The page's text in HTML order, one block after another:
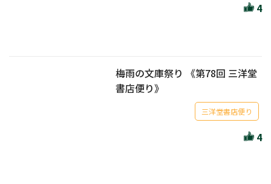
4
梅雨の文庫祭り 《第78回 三洋堂
書店便り》
三洋堂書店便り
4